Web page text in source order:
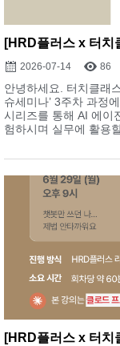
[HRD플러스 x 터치
2026-07-14 86
안녕하세요. 터치클래
슈세미나’ 3주차 과정
시리즈를 통해 AI 에이
험하시며 실무에 활용
[HRD플러스 x 터치